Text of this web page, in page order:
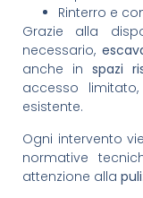
Rinterro e
Grazie alla
necessario,
anche inspazi
accesso
esistente.
Ogni intervento
normative
attenzione alla